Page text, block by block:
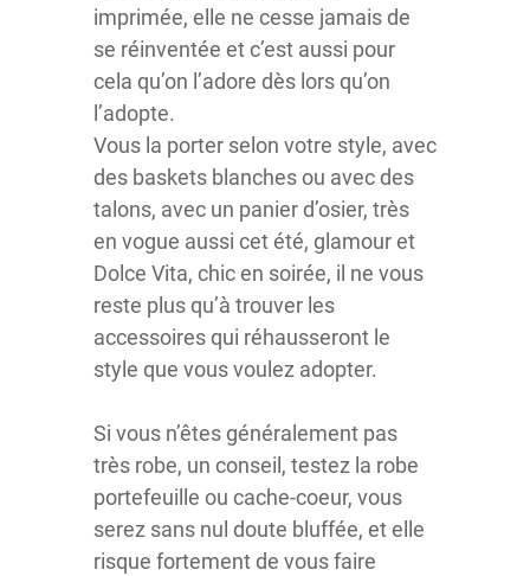
imprimée, elle ne cesse jamais de
se réinventée et c’est aussi pour
cela qu’on l’adore dès lors qu’on
l’adopte.
Vous la porter selon votre style, avec
des baskets blanches ou avec des
talons, avec un panier d’osier, très
en vogue aussi cet été, glamour et
Dolce Vita, chic en soirée, il ne vous
reste plus qu’à trouver les
accessoires qui réhausseront le
style que vous voulez adopter.
Si vous n’êtes généralement pas
très robe, un conseil, testez la robe
portefeuille ou cache-coeur, vous
serez sans nul doute bluffée, et elle
risque fortement de vous faire